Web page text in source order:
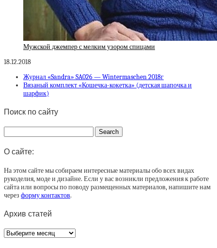
Мужской джемпер с мелким узором спицами
18.12.2018
Журнал «Sandra» SA026 — Wintermaschen 2018г
Вязаный комплект «Кошечка-кокетка» (детская шапочка и
шарфик)
Поиск по сайту
О сайте:
На этом сайте мы собираем интересные материалы обо всех видах
рукоделия, моде и дизайне. Если у вас возникли предложения к работе
сайта или вопросы по поводу размещенных материалов, напишите нам
через форму контактов.
Архив статей
Архив
статей